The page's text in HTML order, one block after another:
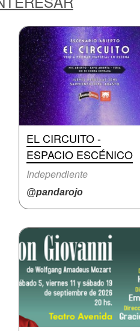
EL CIRCUITO -
ESPACIO ESCÉNICO
Independiente
@pandarojo